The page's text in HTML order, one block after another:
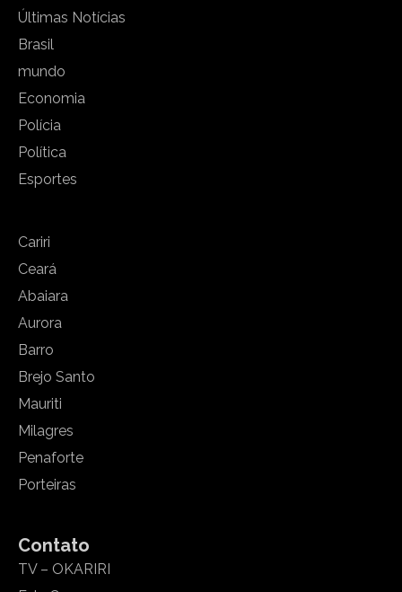
Últimas Notícias
Brasil
mundo
Economia
Polícia
Política
Esportes
Cariri
Ceará
Abaiara
Aurora
Barro
Brejo Santo
Mauriti
Milagres
Penaforte
Porteiras
Contato
TV – OKARIRI